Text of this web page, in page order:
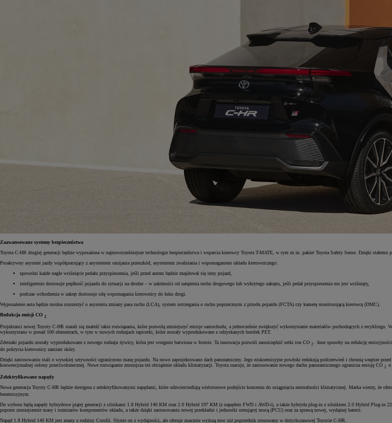
Od105 300 zł
Corolla Hatchback
HYBRID
Zaawansowane systemy bezpieczeństwa
Toyota C-HR drugiej generacji będzie wyposażona w najnowocześniejsze technologie bezpieczeństwa i wsparcia kierowcy Toyota T-MATE, w tym m.in. pakiet Toyota Safety Sense. Dzięki
Proaktywny asystent jazdy współpracujący z asystentem omijania przeszkód, asystentem zwalniania i wspomaganiem układu kierowniczego:
spowolni każde nagłe wciśnięcie pedału przyspieszenia, jeśli przed autem będzie znajdował się inny pojazd,
inteligentnie dostosuje prędkość pojazdu do sytuacji na drodze – w zależności od natężenia ruchu drogowego lub wykrytego zakrętu, jeśli pedał przyspieszenia nie jest wciśnięty,
podczas wchodzenia w zakręt dostosuje siłę wspomagania kierownicy do łuku drogi.
Wyposażenie auta będzie można rozszerzyć o asystenta zmiany pasa ruchu (LCA), system ostrzegania o ruchu poprzecznym z przodu pojazdu (FCTA) czy kamerę monitorującą kierowcę (DMC).
Redukcja emisji CO 2
Projektanci nowej Toyoty C-HR starali się znaleźć takie rozwiązania, które pozwolą zmniejszyć emisje samochodu, a jednocześnie zwiększyć wykorzystanie materiałów pochodzących z
wykorzystano w ponad 100 elementach, w tym w nowych rodzajach tapicerki, które zostały wyprodukowane z odzyskanych butelek PET.
Zderzaki pojazdu zostały wyprodukowane z nowego rodzaju żywicy, która jest wstępnie barwiona w formie. Ta innowacja pozwoli zaoszczędzić setki ton CO 2 . Inne sposoby na redukcję
do pokrycia kierownicy zamiast skóry.
Dzięki zastosowaniu stali o wysokiej sztywności ograniczono masę pojazdu. Na nowo zaprojektowano dach panoramiczny. Jego niskoemisyjne powłoki redukują podczerwień i chronią wnętrze
konwencjonalnej osłony przeciwsłonecznej. Nowe rozwiązanie zmniejsza też obciążenie układu klimatyzacji. Toyota szacuje, że zastosowanie nowego dachu panoramicznego ogranicza emisję CO 2 o
Zelektryfikowane napędy
Nowa generacja Toyoty C-HR będzie dostępna z zelektryfikowanymi napędami, które odzwierciedlają wielotorowe podejście koncernu do osiągnięcia neutralności klimatycznej. Marka wierzy, że
bezemisyjnym.
Do wyboru będą napędy hybrydowe piątej generacji z silnikami 1.8 Hybrid 140 KM oraz 2.0 Hybrid 197 KM (z napędem FWD i AWD-i), a także hybryda plug-in z silnikiem 2.0 Hybrid Plug-in
poprzez zmniejszenie masy i rozmiarów komponentów układu, a także dzięki zastosowaniu nowej przekładni i jednostki sterującej mocą (PCU) oraz za sprawą nowej, wydajnej baterii.
Napęd 1.8 Hybrid 140 KM jest znany z rodziny Corolli. Słynie on z wydajności, ale oferuje znacznie wyższą moc niż poprzednik stosowany w dotychczasowej Toyocie C-HR.